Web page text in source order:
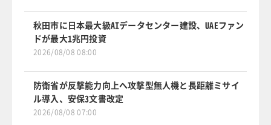
秋田市に日本最大級AIデータセンター建設、UAEファン
ドが最大1兆円投資
2026/08/08 08:00
防衛省が反撃能力向上へ攻撃型無人機と長距離ミサイ
ル導入、安保3文書改定
2026/08/08 07:00